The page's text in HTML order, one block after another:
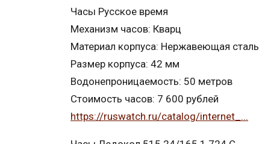
Часы Русское время
Механизм часов: Кварц
Материал корпуса: Нержавеющая сталь
Размер корпуса: 42 мм
Водонепроницаемость: 50 метров
Стоимость часов: 7 600 рублей
https://ruswatch.ru/catalog/internet_...